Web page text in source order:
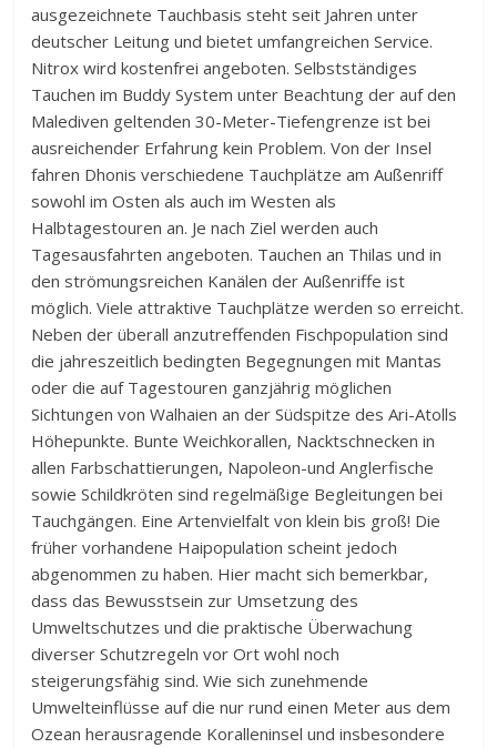
ausgezeichnete Tauchbasis steht seit Jahren unter
deutscher Leitung und bietet umfangreichen Service.
Nitrox wird kostenfrei angeboten. Selbstständiges
Tauchen im Buddy System unter Beachtung der auf den
Malediven geltenden 30-Meter-Tiefengrenze ist bei
ausreichender Erfahrung kein Problem. Von der Insel
fahren Dhonis verschiedene Tauchplätze am Außenriff
sowohl im Osten als auch im Westen als
Halbtagestouren an. Je nach Ziel werden auch
Tagesausfahrten angeboten. Tauchen an Thilas und in
den strömungsreichen Kanälen der Außenriffe ist
möglich. Viele attraktive Tauchplätze werden so erreicht.
Neben der überall anzutreffenden Fischpopulation sind
die jahreszeitlich bedingten Begegnungen mit Mantas
oder die auf Tagestouren ganzjährig möglichen
Sichtungen von Walhaien an der Südspitze des Ari-Atolls
Höhepunkte. Bunte Weichkorallen, Nacktschnecken in
allen Farbschattierungen, Napoleon-und Anglerfische
sowie Schildkröten sind regelmäßige Begleitungen bei
Tauchgängen. Eine Artenvielfalt von klein bis groß! Die
früher vorhandene Haipopulation scheint jedoch
abgenommen zu haben. Hier macht sich bemerkbar,
dass das Bewusstsein zur Umsetzung des
Umweltschutzes und die praktische Überwachung
diverser Schutzregeln vor Ort wohl noch
steigerungsfähig sind. Wie sich zunehmende
Umwelteinflüsse auf die nur rund einen Meter aus dem
Ozean herausragende Koralleninsel und insbesondere